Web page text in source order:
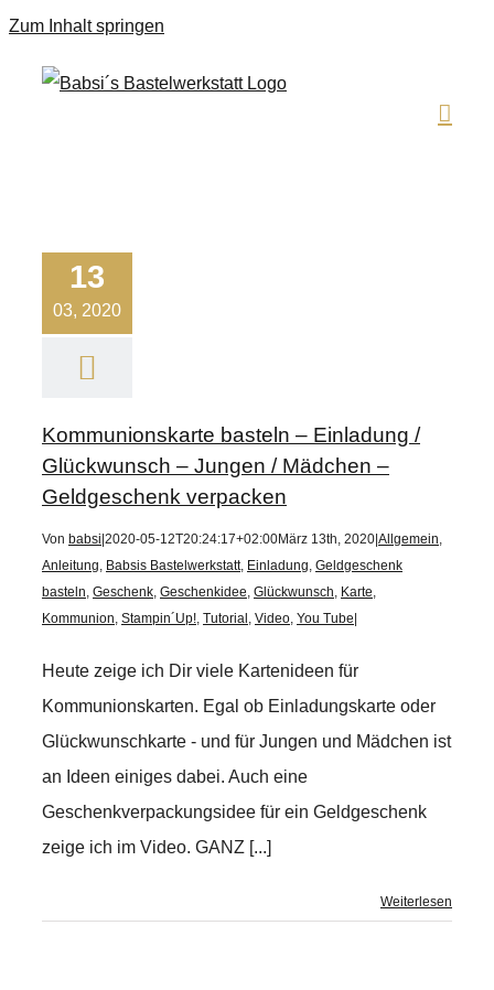
Zum Inhalt springen
13
03, 2020
Kommunionskarte basteln – Einladung /
Glückwunsch – Jungen / Mädchen –
Geldgeschenk verpacken
Von babsi 2020-05-12T20:24:17+02:00März 13th, 2020 Allgemein,
Anleitung, Babsis Bastelwerkstatt, Einladung, Geldgeschenk
basteln, Geschenk, Geschenkidee, Glückwunsch, Karte,
Kommunion, Stampin´Up!, Tutorial , Video, You Tube
Heute zeige ich Dir viele Kartenideen für
Kommunionskarten. Egal ob Einladungskarte oder
Glückwunschkarte - und für Jungen und Mädchen ist
an Ideen einiges dabei. Auch eine
Geschenkverpackungsidee für ein Geldgeschenk
zeige ich im Video. GANZ [...]
Weiterlesen